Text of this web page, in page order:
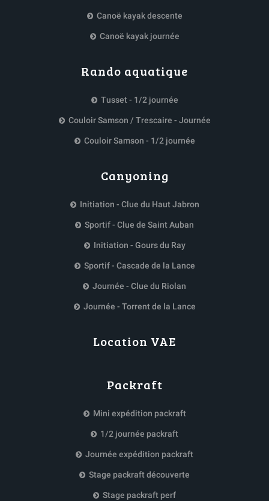
Canoë kayak descente
Canoë kayak journée
Rando aquatique
Tusset - 1/2 journée
Couloir Samson / Trescaire - Journée
Couloir Samson - 1/2 journée
Canyoning
Initiation - Clue du Haut Jabron
Sportif - Clue de Saint Auban
Initiation - Gours du Ray
Sportif - Cascade de la Lance
Journée - Clue du Riolan
Journée - Torrent de la Lance
Location VAE
Packraft
Mini expédition packraft
1/2 journée packraft
Journée expédition packraft
Stage packraft découverte
Stage packraft perf